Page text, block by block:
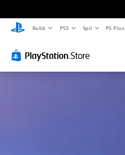
Butik PS5 Spil PS Plus